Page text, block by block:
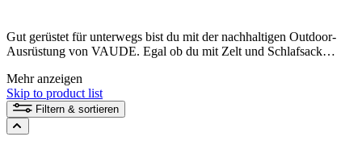
Gut gerüstet für unterwegs bist du mit der nachhaltigen Outdoor-
Ausrüstung von VAUDE. Egal ob du mit Zelt und Schlafsack
ferne Länder bereist oder mit dem Daypack zur Arbeit pendelst. Bei
VAUDE im Shop findest du nachhaltig und fair produzierte
Outdoor-Ausrüstung für alle Abenteuer.
Mehr anzeigen
Skip to product list
Filtern & sortieren